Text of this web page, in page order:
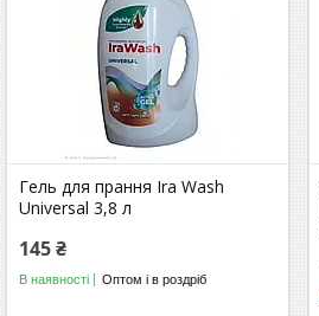
Гель для прання Ira Wash
Universal 3,8 л
145 ₴
В наявності Оптом і в роздріб